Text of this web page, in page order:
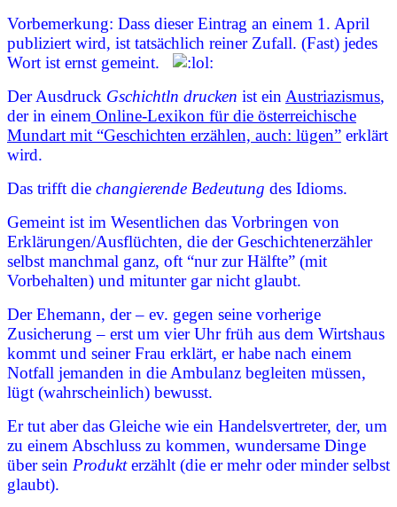
Vorbemerkung: Dass dieser Eintrag an einem 1. April
publiziert wird, ist tatsächlich reiner Zufall. (Fast) jedes
Wort ist ernst gemeint.
Der Ausdruck Gschichtln drucken ist ein Austriazismus,
der in einem Online-Lexikon für die österreichische
Mundart mit “Geschichten erzählen, auch: lügen” erklärt
wird.
Das trifft die changierende Bedeutung des Idioms.
Gemeint ist im Wesentlichen das Vorbringen von
Erklärungen/Ausflüchten, die der Geschichtenerzähler
selbst manchmal ganz, oft “nur zur Hälfte” (mit
Vorbehalten) und mitunter gar nicht glaubt.
Der Ehemann, der – ev. gegen seine vorherige
Zusicherung – erst um vier Uhr früh aus dem Wirtshaus
kommt und seiner Frau erklärt, er habe nach einem
Notfall jemanden in die Ambulanz begleiten müssen,
lügt (wahrscheinlich) bewusst.
Er tut aber das Gleiche wie ein Handelsvertreter, der, um
zu einem Abschluss zu kommen, wundersame Dinge
über sein Produkterzählt (die er mehr oder minder selbst
glaubt).